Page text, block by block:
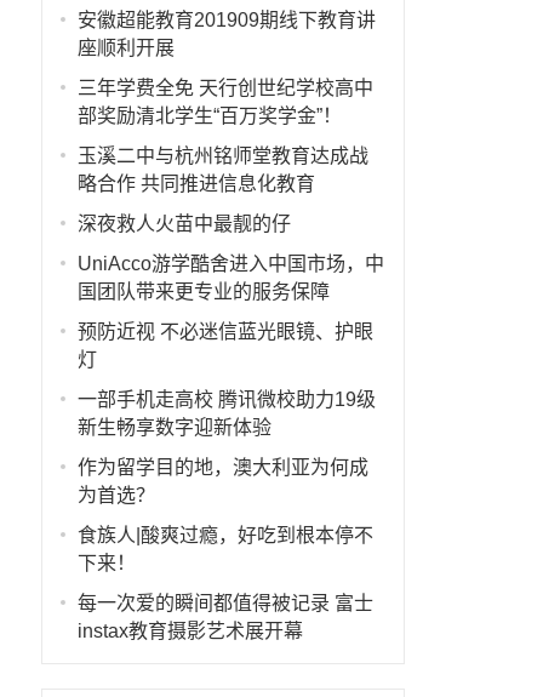
安徽超能教育201909期线下教育讲
座顺利开展
三年学费全免 天行创世纪学校高中
部奖励清北学生“百万奖学金”！
玉溪二中与杭州铭师堂教育达成战
略合作 共同推进信息化教育
深夜救人火苗中最靓的仔
UniAcco游学酷舍进入中国市场，中
国团队带来更专业的服务保障
预防近视 不必迷信蓝光眼镜、护眼
灯
一部手机走高校 腾讯微校助力19级
新生畅享数字迎新体验
作为留学目的地，澳大利亚为何成
为首选？
食族人|酸爽过瘾，好吃到根本停不
下来！
每一次爱的瞬间都值得被记录 富士
instax教育摄影艺术展开幕